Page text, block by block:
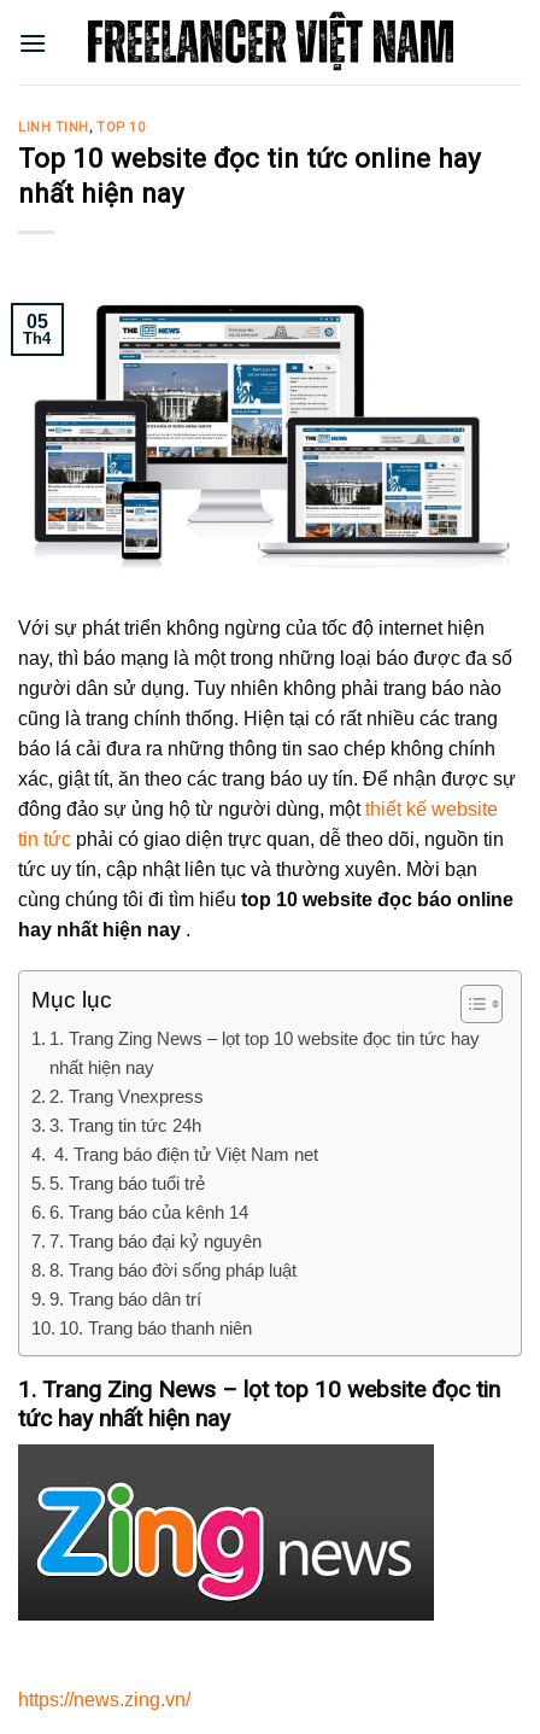
LINH TINH,TOP 10
Top 10 website đọc tin tức online hay
nhất hiện nay
05
Th4
Với sự phát triển không ngừng của tốc độ internet hiện
nay, thì báo mạng là một trong những loại báo được đa số
người dân sử dụng. Tuy nhiên không phải trang báo nào
cũng là trang chính thống. Hiện tại có rất nhiều các trang
báo lá cải đưa ra những thông tin sao chép không chính
xác, giật tít, ăn theo các trang báo uy tín. Để nhận được sự
đông đảo sự ủng hộ từ người dùng, mộtthiết kế website
tin tức phải có giao diện trực quan, dễ theo dõi, nguồn tin
tức uy tín, cập nhật liên tục và thường xuyên. Mời bạn
cùng chúng tôi đi tìm hiểu top 10 website đọc báo online
hay nhất hiện nay .
Mục lục
1. Trang Zing News – lọt top 10 website đọc tin tức hay
nhất hiện nay
2. Trang Vnexpress
3. Trang tin tức 24h
4. Trang báo điện tử Việt Nam net
5. Trang báo tuổi trẻ
6. Trang báo của kênh 14
7. Trang báo đại kỷ nguyên
8. Trang báo đời sống pháp luật
9. Trang báo dân trí
10. Trang báo thanh niên
1. Trang Zing News – lọt top 10 website đọc tin
tức hay nhất hiện nay
https://news.zing.vn/